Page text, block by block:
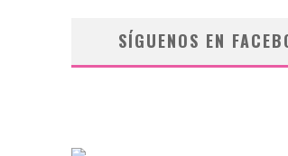
SÍGUENOS EN